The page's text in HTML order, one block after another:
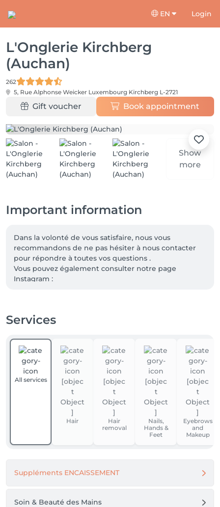
EN Login
L'Onglerie Kirchberg
(Auchan)
262
5, Rue Alphonse Weicker Luxembourg Kirchberg L-2721
Gift voucher Book appointment
Show
more
Important information
Dans la volonté de vous satisfaire, nous vous
recommandons de ne pas hésiter à nous contacter
pour répondre à toutes vos questions .
Vous pouvez également consulter notre page
Instagram :
TVA : LU12583477
Services
All services
Hair
Hair
removal
Nails,
Hands &
Feet
Eyebrows
and
Makeup
Suppléments ENCAISSEMENT
Soin & Beauté des Mains